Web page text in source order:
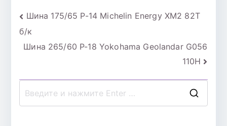
Навигация
по
Шина 175/65 Р-14 Michelin Energy ХМ2 82Т
б/к
Шина 265/60 Р-18 Yokohama Geolandar G056
110H